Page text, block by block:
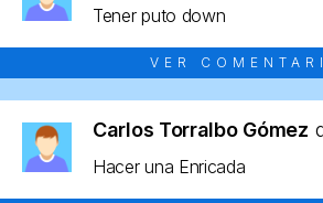
Tener puto down
VER
Carlos Torralbo Gómez
Hacer una Enricada